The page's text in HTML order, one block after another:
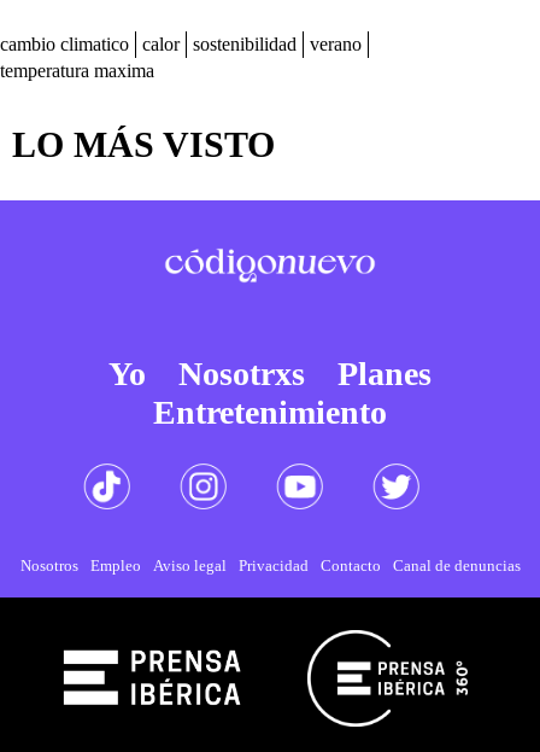
cambio climatico calor sostenibilidad
verano
temperatura maxima
LO MÁS VISTO
Yo Nosotrxs
Planes
Entretenimiento
Nosotros Empleo Aviso legal Privacidad Contacto Canal de denuncias